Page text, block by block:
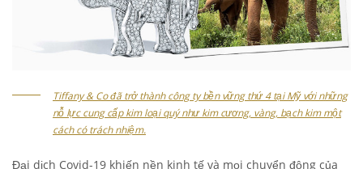
Tiffany & Co đã trở thành công ty bền vững thứ 4 tại Mỹ với những
nỗ lực cung cấp kim loại quý như kim cương, vàng, bạch kim một
cách có trách nhiệm.
Đại dịch Covid-19 khiến nền kinh tế và mọi chuyển động của